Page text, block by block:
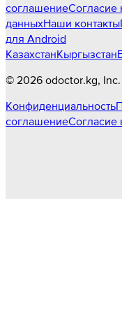
соглашениеСогласие
данныхНаши контакты
для Android
КазахстанКыргызстан
© 2026 odoctor.kg,
Конфиденциальность
соглашениеСогласие